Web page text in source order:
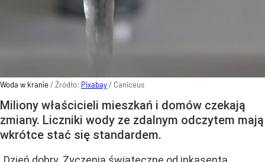
Woda w kranie/ Źródło: Pixabay/ Caniceus
Miliony właścicieli mieszkań i domów czekają
zmiany. Liczniki wody ze zdalnym odczytem mają
wkrótce stać się standardem.